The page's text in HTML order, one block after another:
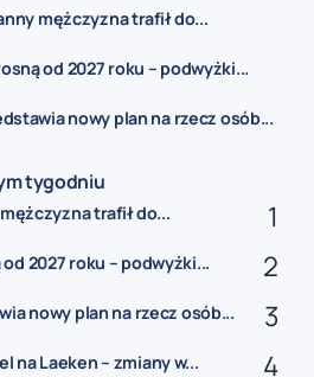
mężczyzna trafił do...
od 2027 roku – podwyżki...
nowy plan na rzecz osób...
tygodniu
trafił do...
2027 roku – podwyżki...
nowy plan na rzecz osób...
na Laeken – zmiany w...